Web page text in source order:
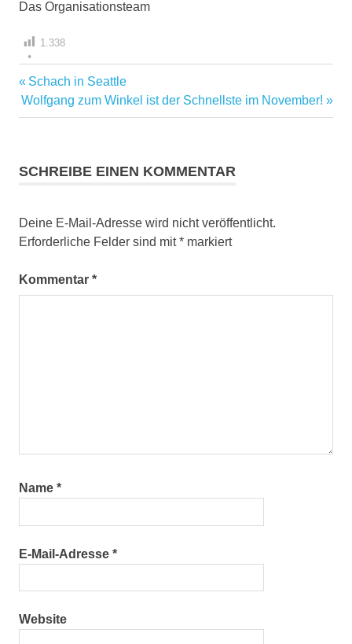
Das Organisationsteam
1.338
Beitragsnavigation
Vorheriger
Beitrag:
Schach in Seattle
Nächster
Beitrag:
Wolfgang zum Winkel ist der Schnellste im November!
SCHREIBE EINEN KOMMENTAR
Deine E-Mail-Adresse wird nicht veröffentlicht.
Erforderliche Felder sind mit* markiert
Kommentar *
Name *
E-Mail-Adresse *
Website